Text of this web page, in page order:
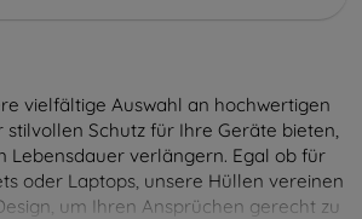
vielfältige Auswahl an hochwertigen
stilvollen Schutz für Ihre Geräte bieten,
Lebensdauer verlängern. Egal ob für
oder Laptops, unsere Hüllen vereinen
um Ihren Ansprüchen gerecht zu